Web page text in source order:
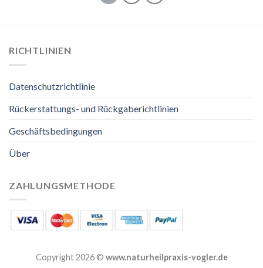
RICHTLINIEN
Datenschutzrichtlinie
Rückerstattungs- und Rückgaberichtlinien
Geschäftsbedingungen
Über
ZAHLUNGSMETHODE
Copyright 2026 © www.naturheilpraxis-vogler.de